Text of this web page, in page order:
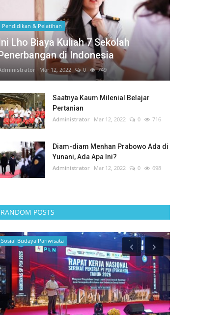
Pendidikan & Pelatihan
Lho Biaya Kuliah 7 Sekolah
di Indonesia
Mar 12, 2022 0 749
Saatnya Kaum Milenial Belajar
Pertanian
Administrator Mar 12, 2022 0 716
Diam-diam Menhan Prabowo Ada di
Yunani, Ada Apa Ini?
Administrator Mar 12, 2022 0 698
RANDOM POSTS
Sosial Budaya Pariwisata